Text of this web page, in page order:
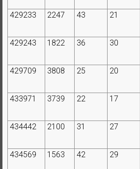
429233
2247 43 21
429243
1822 36 30
429709
3808 25 20
433971
3739 22 17
434442
2100 31 27
434569
1563 42 29